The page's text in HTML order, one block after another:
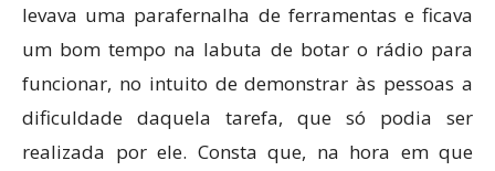
levava uma parafernalha de ferramentas e ficava
um bom tempo na labuta de botar o rádio para
funcionar, no intuito de demonstrar às pessoas a
dificuldade daquela tarefa, que só podia ser
realizada por ele. Consta que, na hora em que